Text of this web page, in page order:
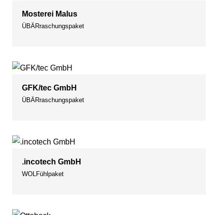
Mosterei Malus
ÜBÄRraschungspaket
GFK/tec GmbH
ÜBÄRraschungspaket
.incotech GmbH
WOLFühlpaket